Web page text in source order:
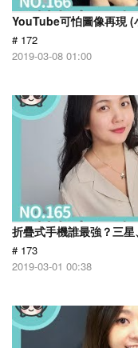
YouTube可怕圖像再現
# 172
2019-03-08 01:00
折疊式手機誰最強？三
# 173
2019-03-01 00:38